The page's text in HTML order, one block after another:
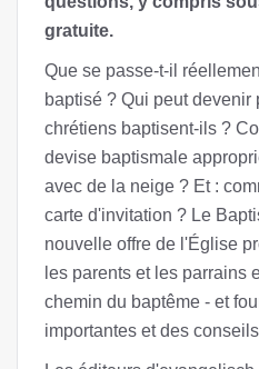
gratuite.
Que se passe-t-il
baptisé ? Qui peut
chrétiens baptisent-ils ?
devise baptismale
avec de la neige ? Et :
carte d'invitation ? Le
nouvelle offre de l'Église
les parents et les parrains
chemin du baptême - et
importantes et des